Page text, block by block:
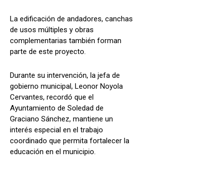
La edificación de andadores, canchas
de usos múltiples y obras
complementarias también forman
parte de este proyecto.
Durante su intervención, la jefa de
gobierno municipal, Leonor Noyola
Cervantes, recordó que el
Ayuntamiento de Soledad de
Graciano Sánchez, mantiene un
interés especial en el trabajo
coordinado que permita fortalecer la
educación en el municipio.